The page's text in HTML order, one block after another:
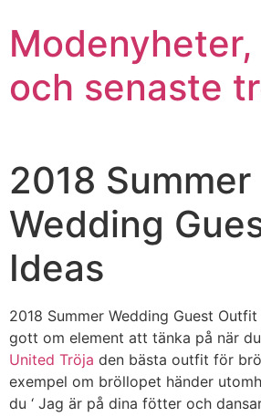
och senaste
2018 Summer
Wedding
Ideas
2018 Summer Wedding Guest
gott om element att tänka på när
United Tröja den bästa outfit för
exempel om bröllopet händer
du ‘ Jag är på dina fötter och